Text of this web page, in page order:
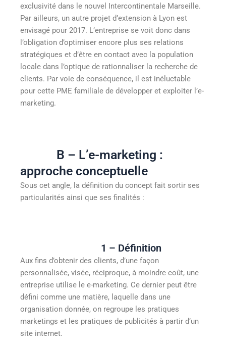
exclusivité dans le nouvel Intercontinentale Marseille.
Par ailleurs, un autre projet d’extension à Lyon est
envisagé pour 2017. L’entreprise se voit donc dans
l’obligation d’optimiser encore plus ses relations
stratégiques et d’être en contact avec la population
locale dans l’optique de rationnaliser la recherche de
clients. Par voie de conséquence, il est inéluctable
pour cette PME familiale de développer et exploiter l’e-
marketing.
B – L’e-marketing :
approche conceptuelle
Sous cet angle, la définition du concept fait sortir ses
particularités ainsi que ses finalités :
1 – Définition
Aux fins d’obtenir des clients, d’une façon
personnalisée, visée, réciproque, à moindre coût, une
entreprise utilise le e-marketing. Ce dernier peut être
défini comme une matière, laquelle dans une
organisation donnée, on regroupe les pratiques
marketings et les pratiques de publicités à partir d’un
site internet.